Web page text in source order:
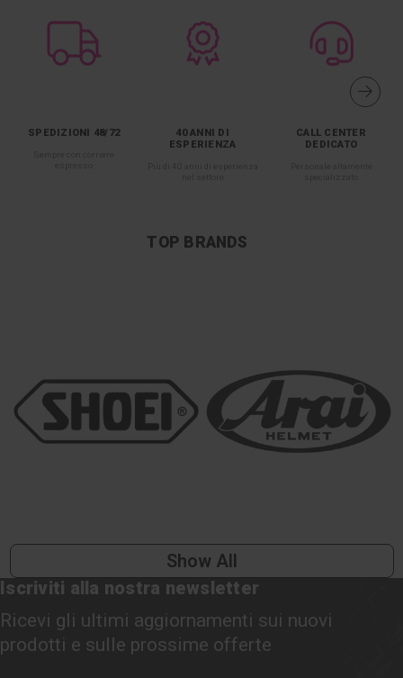
SPEDIZIONI 48/72
40 ANNI DI
ESPERIENZA
CALL CENTER
DEDICATO
TOP BRANDS
Show All
Iscriviti alla nostra newsletter
Ricevi gli ultimi aggiornamenti sui nuovi
prodotti e sulle prossime offerte